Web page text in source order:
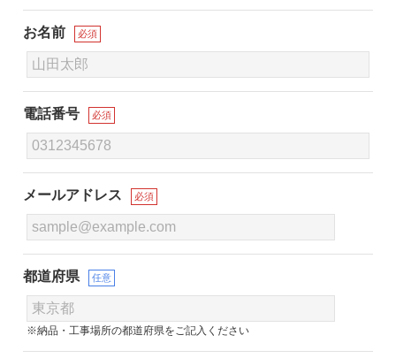
お名前 必須
電話番号 必須
メールアドレス 必須
都道府県 任意
※納品・工事場所の都道府県をご記入ください